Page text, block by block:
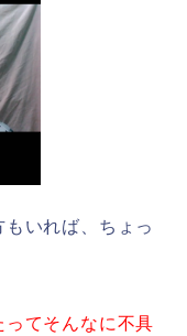
いれば、ちょっ
てそんなに不具